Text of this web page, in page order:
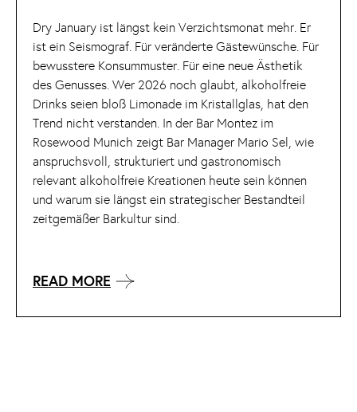
Dry January ist längst kein Verzichtsmonat mehr. Er
ist ein Seismograf. Für veränderte Gästewünsche. Für
bewusstere Konsummuster. Für eine neue Ästhetik
des Genusses. Wer 2026 noch glaubt, alkoholfreie
Drinks seien bloß Limonade im Kristallglas, hat den
Trend nicht verstanden. In der Bar Montez im
Rosewood Munich zeigt Bar Manager Mario Sel, wie
anspruchsvoll, strukturiert und gastronomisch
relevant alkoholfreie Kreationen heute sein können
und warum sie längst ein strategischer Bestandteil
zeitgemäßer Barkultur sind.
READ MORE